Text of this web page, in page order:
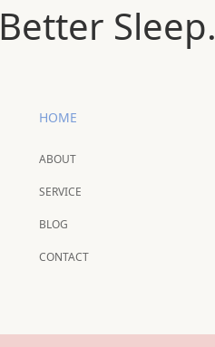
Better Sleep.
HOME
ABOUT
SERVICE
BLOG
CONTACT